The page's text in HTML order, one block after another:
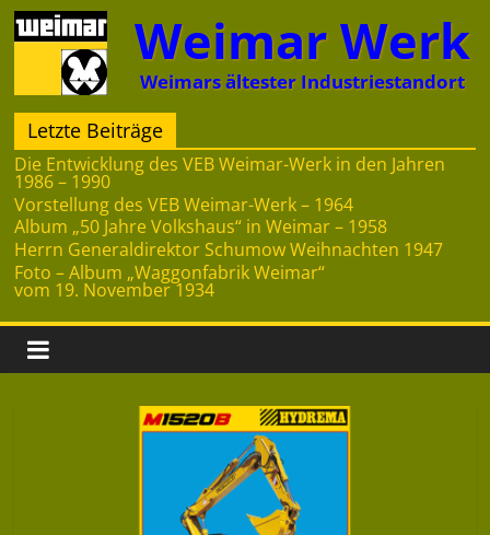
Zum
Inhalt
springen
Weimar Werk
Weimars ältester Industriestandort
Letzte Beiträge
Die Entwicklung des VEB Weimar-Werk in den Jahren
1986 – 1990
Vorstellung des VEB Weimar-Werk – 1964
Album „50 Jahre Volkshaus“ in Weimar – 1958
Herrn Generaldirektor Schumow Weihnachten 1947
Foto – Album „Waggonfabrik Weimar“
vom 19. November 1934